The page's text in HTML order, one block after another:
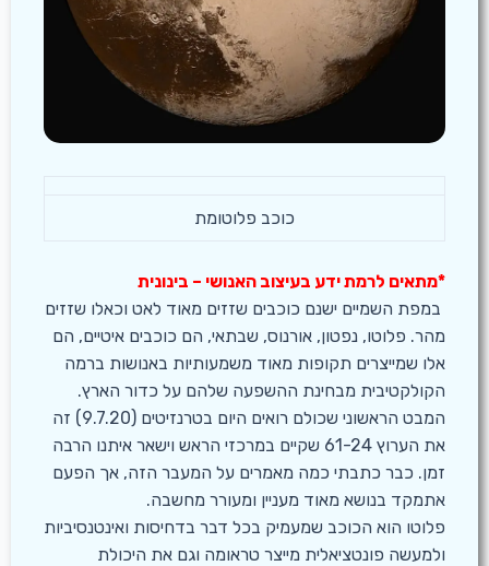
כוכב פלוטומת
*מתאים לרמת ידע בעיצוב האנושי – בינונית
במפת השמיים ישנם כוכבים שזזים מאוד לאט וכאלו שזזים
מהר. פלוטו, נפטון, אורנוס, שבתאי, הם כוכבים איטיים, הם
אלו שמייצרים תקופות מאוד משמעותיות באנושות ברמה
הקולקטיבית מבחינת ההשפעה שלהם על כדור הארץ.
המבט הראשוני שכולם רואים היום בטרנזיטים (9.7.20) זה
את הערוץ 61-24 שקיים במרכזי הראש וישאר איתנו הרבה
זמן. כבר כתבתי כמה מאמרים על המעבר הזה, אך הפעם
אתמקד בנושא מאוד מעניין ומעורר מחשבה.
פלוטו הוא הכוכב שמעמיק בכל דבר בדחיסות ואינטנסיביות
ולמעשה פונטציאלית מייצר טראומה וגם את היכולת